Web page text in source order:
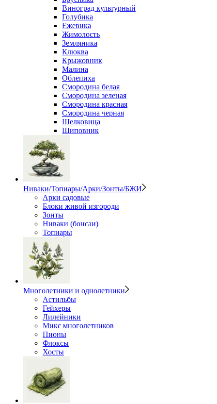
Виноград культурный
Голубика
Ежевика
Жимолость
Земляника
Клюква
Крыжовник
Малина
Облепиха
Смородина белая
Смородина зеленая
Смородина красная
Смородина черная
Шелковица
Шиповник
Ниваки/Топиары/Арки/Зонты/БЖИ
Арки садовые
Блоки живой изгороди
Зонты
Ниваки (бонсаи)
Топиары
Многолетники и однолетники
Астильбы
Гейхеры
Лилейники
Микс многолетников
Пионы
Флоксы
Хосты